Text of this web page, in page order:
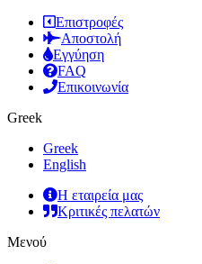
Επιστροφές
Αποστολή
Εγγύηση
FAQ
Επικοινωνία
Greek
Greek
English
Η εταιρεία μας
Κριτικές πελατών
Μενού